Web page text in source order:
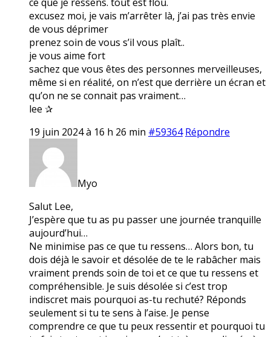
excusez moi, je vais m’arrêter là, j’ai pas très envie
de vous déprimer
prenez soin de vous s’il vous plaît..
je vous aime fort
sachez que vous êtes des personnes merveilleuses,
même si en réalité, on n’est que derrière un écran et
qu’on ne se connait pas vraiment…
lee ✰
19 juin 2024 à 16 h 26 min #59364 Répondre
Myo
Salut Lee,
J’espère que tu as pu passer une journée tranquille
aujourd’hui…
Ne minimise pas ce que tu ressens… Alors bon, tu
dois déjà le savoir et désolée de te le rabâcher mais
vraiment prends soin de toi et ce que tu ressens et
compréhensible. Je suis désolée si c’est trop
indiscret mais pourquoi as-tu rechuté? Réponds
seulement si tu te sens à l’aise. Je pense
comprendre ce que tu peux ressentir et pourquoi tu